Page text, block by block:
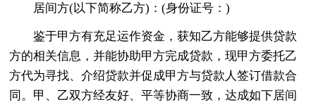
居间方(以下简称乙方)：(身份证号：)
鉴于甲方有充足运作资金，获知乙方能够提供贷款
方的相关信息，并能协助甲方完成贷款，现甲方委托乙
方代为寻找、介绍贷款并促成甲方与贷款人签订借款合
同。甲、乙双方经友好、平等协商一致，达成如下居间